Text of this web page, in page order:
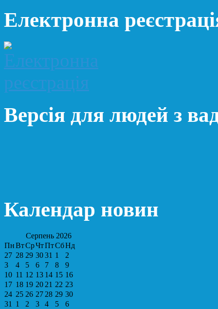
Електронна
Версія для людей з
Календар новин
Серпень 2026
ПнВтСрЧтПтСбНд
27 28 29 3031 1
2
3
4 5 6 7 8
9
10 11 12 13 14 15 16
17 18 19 20 21 22 23
24 25 26 27 28 29 30
31
1 2 3 4 5 6